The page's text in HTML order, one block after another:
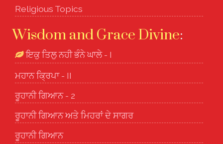
Religious Topics
Wisdom and Grace Divine:
ਇਕੁ ਤਿਲੁ ਨਹੀ ਭੰਨੇ ਘਾਲੇ - I
ਮਹਾਨ ਕ੍ਰਿਪਾ - II
ਰੂਹਾਨੀ ਗਿਆਨ - 2
ਰੂਹਾਨੀ ਗਿਆਨ ਅਤੇ ਮਿਹਰਾਂ ਦੇ ਸਾਗਰ
ਰੂਹਾਨੀ ਗਿਆਨ